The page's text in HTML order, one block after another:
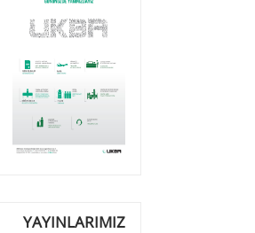
YAYINLARIMIZ